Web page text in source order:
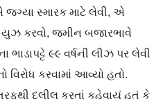
સ્મારક માટે લેવી, એ
કરવો, જમીન બજારભાવે
૯૯ વર્ષની લીઝ પર લેવી
કરવામાં આવ્યો હતો.
દલીલ કરતાં કહેવાયું હતું કે